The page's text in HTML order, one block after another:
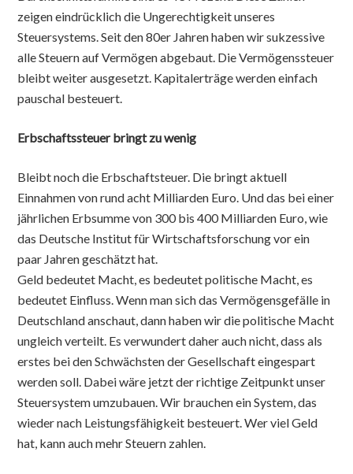
zeigen eindrücklich die Ungerechtigkeit unseres
Steuersystems. Seit den 80er Jahren haben wir sukzessive
alle Steuern auf Vermögen abgebaut. Die Vermögenssteuer
bleibt weiter ausgesetzt. Kapitalerträge werden einfach
pauschal besteuert.
Erbschaftssteuer bringt zu wenig
Bleibt noch die Erbschaftsteuer. Die bringt aktuell
Einnahmen von rund acht Milliarden Euro. Und das bei einer
jährlichen Erbsumme von 300 bis 400 Milliarden Euro, wie
das Deutsche Institut für Wirtschaftsforschung vor ein
paar Jahren geschätzt hat.
Geld bedeutet Macht, es bedeutet politische Macht, es
bedeutet Einfluss. Wenn man sich das Vermögensgefälle in
Deutschland anschaut, dann haben wir die politische Macht
ungleich verteilt. Es verwundert daher auch nicht, dass als
erstes bei den Schwächsten der Gesellschaft eingespart
werden soll. Dabei wäre jetzt der richtige Zeitpunkt unser
Steuersystem umzubauen. Wir brauchen ein System, das
wieder nach Leistungsfähigkeit besteuert. Wer viel Geld
hat, kann auch mehr Steuern zahlen.